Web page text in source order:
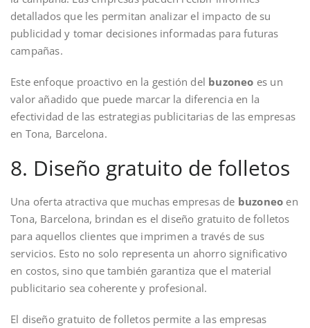
detallados que les permitan analizar el impacto de su
publicidad y tomar decisiones informadas para futuras
campañas.
Este enfoque proactivo en la gestión del buzoneo es un
valor añadido que puede marcar la diferencia en la
efectividad de las estrategias publicitarias de las empresas
en Tona, Barcelona.
8. Diseño gratuito de folletos
Una oferta atractiva que muchas empresas de buzoneo en
Tona, Barcelona, brindan es el diseño gratuito de folletos
para aquellos clientes que imprimen a través de sus
servicios. Esto no solo representa un ahorro significativo
en costos, sino que también garantiza que el material
publicitario sea coherente y profesional.
El diseño gratuito de folletos permite a las empresas